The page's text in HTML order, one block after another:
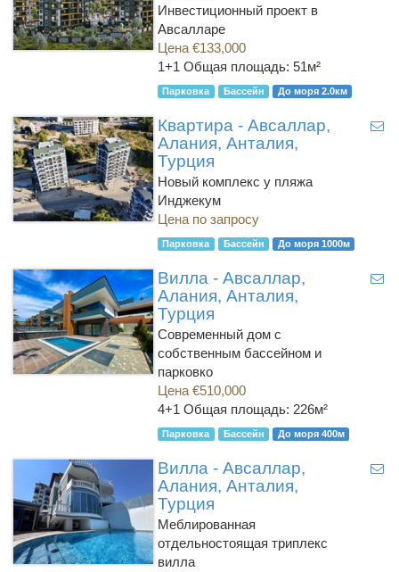
Инвестиционный проект в
Авсалларе
Цена €133,000
1+1 Общая площадь: 51м²
Парковка Бассейн До моря 2.0км
Квартира - Авсаллар,
Алания, Анталия,
Турция
Новый комплекс у пляжа
Инджекум
Цена по запросу
Парковка Бассейн До моря 1000м
Вилла - Авсаллар,
Алания, Анталия,
Турция
Cовременный дом с
собственным бассейном и
парковко
Цена €510,000
4+1 Общая площадь: 226м²
Парковка Бассейн До моря 400м
Вилла - Авсаллар,
Алания, Анталия,
Турция
Меблированная
отдельностоящая триплекс
вилла